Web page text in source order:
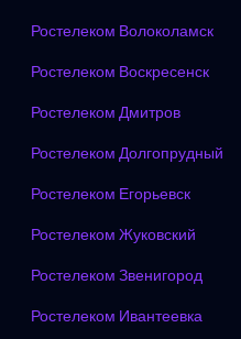
Ростелеком Волоколамск
Ростелеком Воскресенск
Ростелеком Дмитров
Ростелеком Долгопрудный
Ростелеком Егорьевск
Ростелеком Жуковский
Ростелеком Звенигород
Ростелеком Ивантеевка